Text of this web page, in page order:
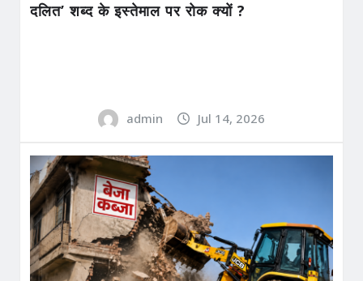
दलित’ शब्द के इस्तेमाल पर रोक क्यों ?
admin Jul 14, 2026